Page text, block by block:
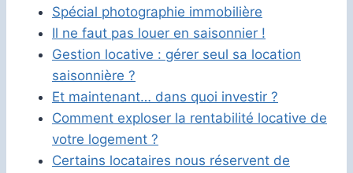
Spécial photographie immobilière
Il ne faut pas louer en saisonnier !
Gestion locative : gérer seul sa location
saisonnière ?
Et maintenant… dans quoi investir ?
Comment exploser la rentabilité locative de
votre logement ?
Certains locataires nous réservent de